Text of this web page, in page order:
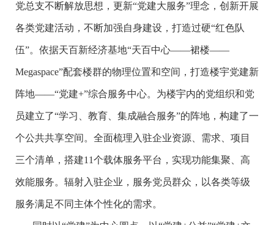
党总支不断解放思想，更新“党建大服务”理念，创新开展
各类党建活动，不断加强自身建设，打造过硬“红色队
伍”。依据天百新经济基地“天百中心——裙楼——
Megaspace”配套楼群的物理位置和空间，打造楼宇党建新
阵地——“党建+”综合服务中心。为楼宇内的党组织和党
员建立了“学习、教育、集成融合服务”的阵地，构建了一
个公共共享空间。全面梳理入驻企业资源、需求、项目
三个清单，搭建11个载体服务平台，实现功能集聚、高
效能服务。辐射入驻企业，服务党员群众，以各类等级
服务满足不同主体个性化的需求。